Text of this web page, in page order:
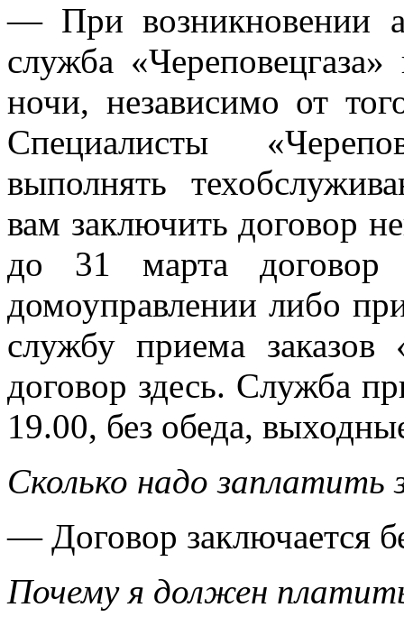
— При возникновении
служба
ночи, независимо от
Специалисты
выполнять
вам заключить договор
до 31 марта
домоуправлении либо
службу приема заказов
договор здесь. Служба
19.00, без обеда,
Сколько надо заплатить
— Договор заключается
Почему я должен